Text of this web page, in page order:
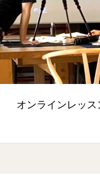
レギュラ